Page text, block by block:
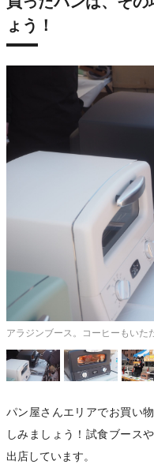
ょう！
アラジンブース。コーヒーもいた
パン屋さんエリアでお買い
しみましょう！試食ブース
出店しています。